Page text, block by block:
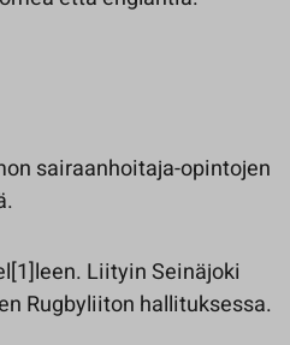
sairaanhoitaja-opintojen
Liityin Seinäjoki
Rugbyliiton hallituksessa.